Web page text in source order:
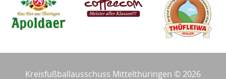
Kreisfußballausschuss Mittelthüringen © 2026